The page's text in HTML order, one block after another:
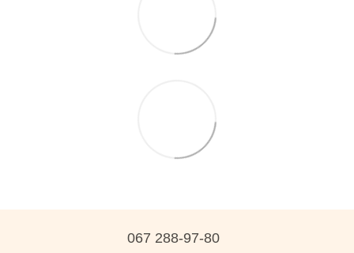
067 288-97-80